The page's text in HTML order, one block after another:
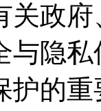
关政府
与隐
重要